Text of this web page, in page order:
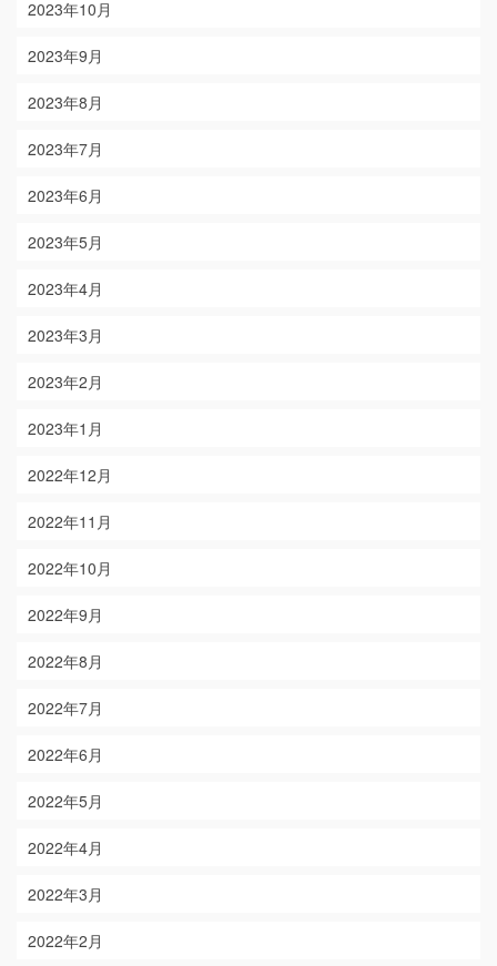
2023年10月
2023年9月
2023年8月
2023年7月
2023年6月
2023年5月
2023年4月
2023年3月
2023年2月
2023年1月
2022年12月
2022年11月
2022年10月
2022年9月
2022年8月
2022年7月
2022年6月
2022年5月
2022年4月
2022年3月
2022年2月